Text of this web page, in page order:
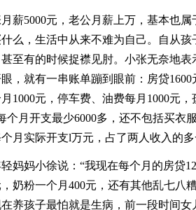
薪5000元，老公月薪上万，基本也
么，生活中从来不难为自己。自从
至有的时候捉襟见肘。小张无奈地
，就有一串账单蹦到眼前：房贷
1000元，停车费、油费每月1000元
个月开支最少6000多，还不包括买衣
月实际开支l万元，占了两人收入的
妈妈小徐说：“我现在每个月的房贷
奶粉一个月400元，还有其他乱七八
养孩子最怕就是生病，前一段时间